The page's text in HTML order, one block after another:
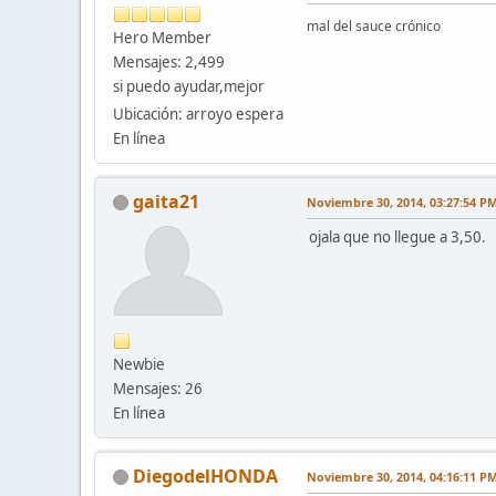
Hero Member
Mensajes: 2,499
si puedo ayudar,mejor
Ubicación: arroyo espera
En línea
mal del sauce crónico
gaita21
Newbie
Mensajes: 26
En línea
Noviembre 30, 2014, 03:27:54
ojala que no llegue a 3,50.
DiegodelHONDA Noviembre 30, 2014, 04:16:11